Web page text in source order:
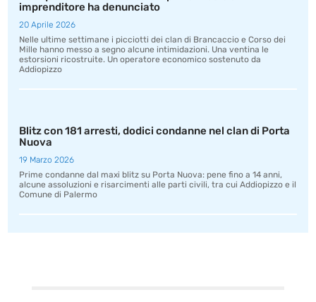
imprenditore ha denunciato
20 Aprile 2026
Nelle ultime settimane i picciotti dei clan di Brancaccio e Corso dei
Mille hanno messo a segno alcune intimidazioni. Una ventina le
estorsioni ricostruite. Un operatore economico sostenuto da
Addiopizzo
Blitz con 181 arresti, dodici condanne nel clan di Porta
Nuova
19 Marzo 2026
Prime condanne dal maxi blitz su Porta Nuova: pene fino a 14 anni,
alcune assoluzioni e risarcimenti alle parti civili, tra cui Addiopizzo e il
Comune di Palermo